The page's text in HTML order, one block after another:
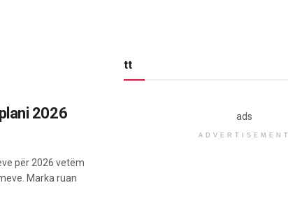
2026
për 2026 vetëm
Marka ruan
tt
ads
ADVERTISEMENT